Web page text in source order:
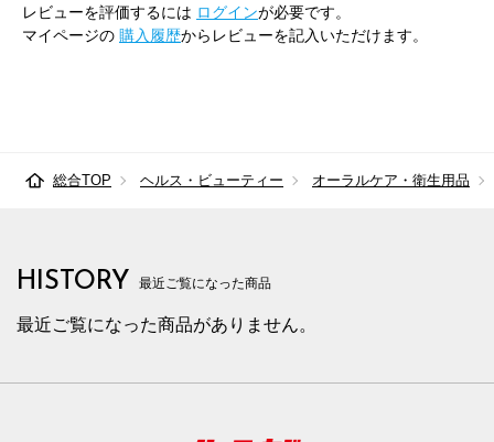
レビューを評価するには ログインが必要です。
マイページの 購入履歴からレビューを記入いただけます。
総合TOP ヘルス・ビューティー オーラルケア・衛生用品
HISTORY 最近ご覧になった商品
最近ご覧になった商品がありません。